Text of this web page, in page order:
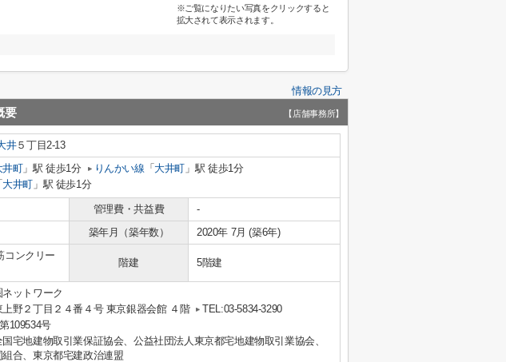
※ご覧になりたい写真をクリックすると
拡大されて表示されます。
情報の見方
要 【店舗事務所】
井５丁目2-13
井町」駅 徒歩1分 りんかい線 「 大井町 」駅 徒歩1分
大井町 」駅 徒歩1分
管理費・共益費
-
築年月（築年数） 2020年 7月 (築6年)
コンクリー
階建 5階建
ットワーク
野２丁目２４番４号 東京銀器会館 ４階
TEL:03-5834-3290
109534号
宅地建物取引業保証協会、公益社団法人東京都宅地建物取引業協会、
合、東京都宅建政治連盟